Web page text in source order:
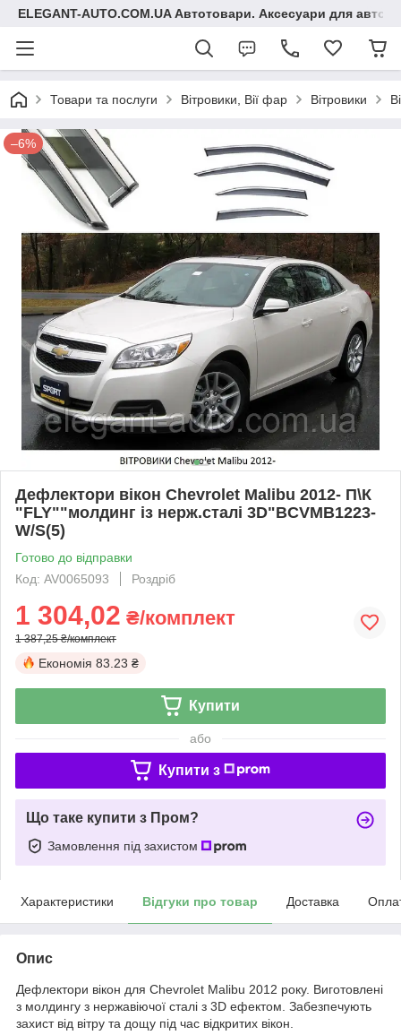
ELEGANT-AUTO.COM.UA Автотовари. Аксесуари для авто
Товари та послуги Вітровики, Вії фар Вітровики
–6%
Дефлектори вікон Chevrolet Malibu 2012- П\К
"FLY""молдинг із нерж.сталі 3D"BCVMB1223-
W/S(5)
Готово до відправки
Код: AV0065093
Роздріб
1 304,02 ₴/комплект
1 387,25 ₴/комплект
Економія 83.23 ₴
Купити
або
Купити з
Що таке купити з Пром?
Замовлення під захистом
Характеристики Відгуки про товар Доставка
Опис
Дефлектори вікон для Chevrolet Malibu 2012 року. Виготовлені
з молдингу з нержавіючої сталі з 3D ефектом. Забезпечують
захист від вітру та дощу під час відкритих вікон.